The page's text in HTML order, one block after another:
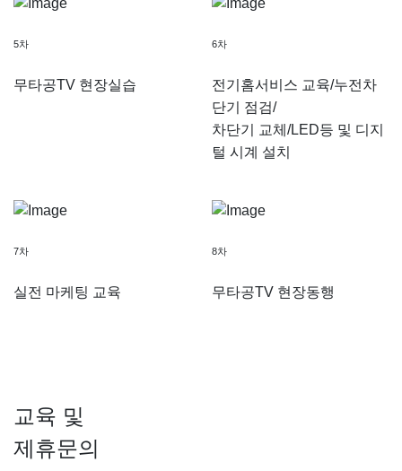
5차
무타공TV 현장실습
6차
전기홈서비스 교육/누전차
단기 점검/
차단기 교체/LED등 및 디지
털 시계 설치
7차
실전 마케팅 교육
8차
무타공TV 현장동행
교육 및
제휴문의